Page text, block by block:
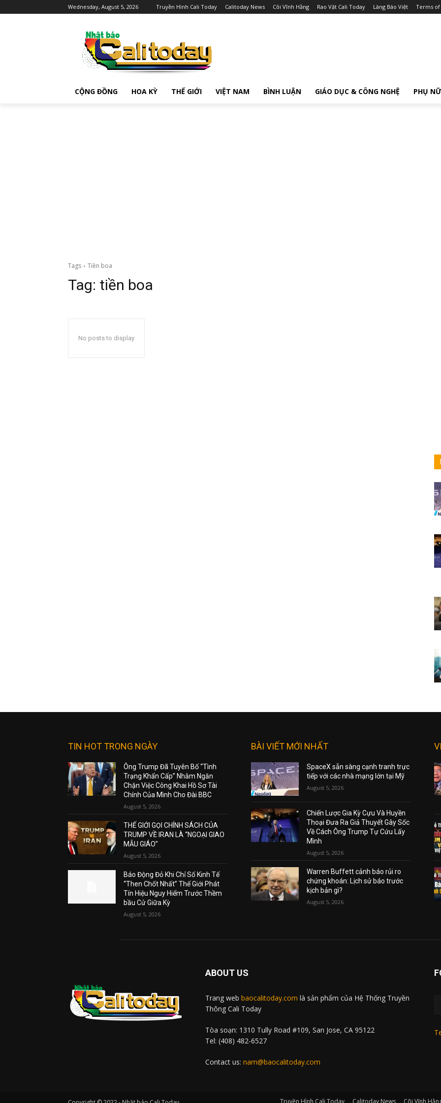
Wednesday, August 5, 2026 Truyền Hình Cali Today Calitoday News Cõi Vĩnh Hằng Rao Vặt Cali Today Làng Báo Việt Terms of
CỘNG ĐỒNG HOA KỲ THẾ GIỚI VIỆT NAM BÌNH LUẬN GIÁO DỤC & CÔNG NGHỆ PHỤ NỮ
Tags Tiền boa
Tag: tiền boa
No posts to display
TIN HOT TRONG NGÀY
Ông Trump Đã Tuyên Bố “Tình
Trạng Khẩn Cấp” Nhằm Ngăn
Chặn Việc Công Khai Hồ Sơ Tài
Chính Của Mình Cho Đài BBC
August 5, 2026
THẾ GIỚI GỌI CHÍNH SÁCH CỦA
TRUMP VỀ IRAN LÀ “NGOẠI GIAO
MẪU GIÁO”
August 5, 2026
Báo Động Đỏ Khi Chỉ Số Kinh Tế
“Then Chốt Nhất” Thế Giới Phát
Tín Hiệu Nguy Hiểm Trước Thềm
bầu Cử Giữa Kỳ
August 5, 2026
BÀI VIẾT MỚI NHẤT
SpaceX sẵn sàng cạnh tranh trực
tiếp với các nhà mạng lớn tại Mỹ
August 5, 2026
Chiến Lược Gia Kỳ Cựu Và Huyền
Thoại Đưa Ra Giả Thuyết Gây Sốc
Về Cách Ông Trump Tự Cứu Lấy
Mình
August 5, 2026
Warren Buffett cảnh báo rủi ro
chứng khoán: Lịch sử báo trước
kịch bản gì?
August 5, 2026
ABOUT US
Trang web baocalitoday.com là sản phẩm của Hệ Thống Truyền
Thông Cali Today
Tòa soạn: 1310 Tully Road #109, San Jose, CA 95122
Tel: (408) 482-6527
Contact us: nam@baocalitoday.com
Truyền Hình Cali Today Calitoday News Cõi Vĩnh